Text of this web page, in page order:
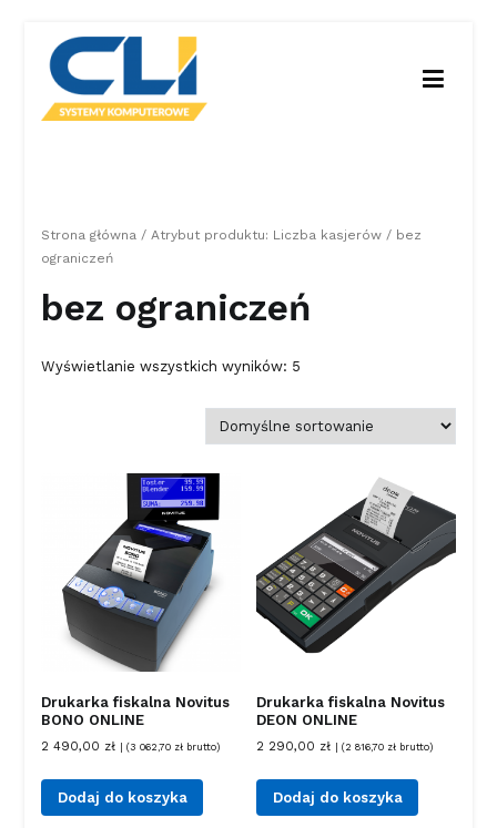
Przejdź
treści
Strona główna / Atrybut produktu: Liczba kasjerów / bez
ograniczeń
bez ograniczeń
Wyświetlanie wszystkich wyników: 5
Drukarka fiskalna Novitus
BONO ONLINE
2 490,00 zł | (3 062,70 zł brutto)
Dodaj do koszyka
Drukarka fiskalna Novitus
DEON ONLINE
2 290,00 zł | (2 816,70 zł brutto)
Dodaj do koszyka